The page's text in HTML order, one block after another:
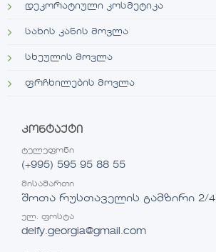
დეკორატიული კოსმეტიკა
სახის კანის მოვლა
სხეულის მოვლა
ფრჩხილების მოვლა
კონტაქტი
ტელეფონი
(+995) 595 95 88 55
მისამართი
შოთა რუსთაველის გამზირი 2/4
ელ. ფოსტა
delfy.georgia@gmail.com